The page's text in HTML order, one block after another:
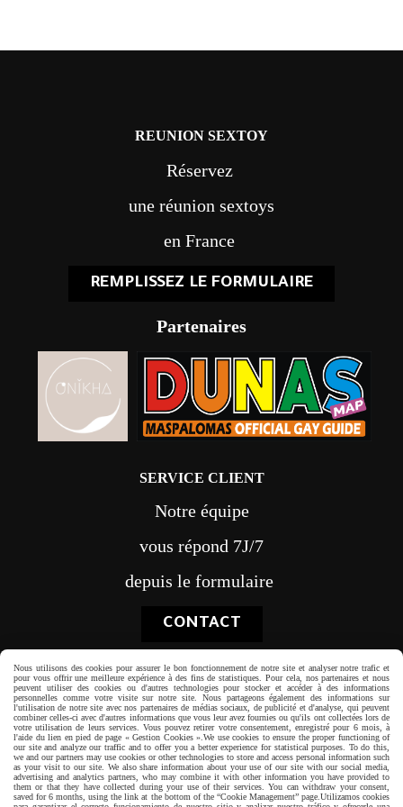
REUNION SEXTOY
Réservez
une réunion sextoys
en France
REMPLISSEZ LE FORMULAIRE
Partenaires
SERVICE CLIENT
Notre équipe
vous répond 7J/7
depuis le formulaire
CONTACT
Paiement sécurisé
Nous utilisons des cookies pour assurer le bon fonctionnement de notre site et analyser notre trafic et
pour vous offrir une meilleure expérience à des fins de statistiques. Pour cela, nos partenaires et nous
peuvent utiliser des cookies ou d'autres technologies pour stocker et accéder à des informations
personnelles comme votre visite sur notre site. Nous partageons également des informations sur
l'utilisation de notre site avec nos partenaires de médias sociaux, de publicité et d'analyse, qui peuvent
combiner celles-ci avec d'autres informations que vous leur avez fournies ou qu'ils ont collectées lors de
votre utilisation de leurs services. Vous pouvez retirer votre consentement, enregistré pour 6 mois, à
l'aide du lien en pied de page « Gestion Cookies ». We use cookies to ensure the proper functioning of
our site and analyze our traffic and to offer you a better experience for statistical purposes. To do this,
we and our partners may use cookies or other technologies to store and access personal information such
as your visit to our site. We also share information about your use of our site with our social media,
advertising and analytics partners, who may combine it with other information you have provided to
them or that they have collected during your use of their services. You can withdraw your consent,
saved for 6 months, using the link at the bottom of the “Cookie Management” page. Utilizamos cookies